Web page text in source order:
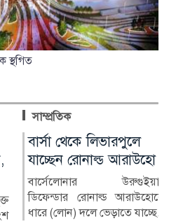
স্থগিত
সাম্প্রতিক
চিকিৎসক নিরাপদ
থাকলেই বদলাবে
স্বাস্থ্যসেবার চিত্র
বাংলাদেশের স্বাস্থ্য খাতে গত
কয়েক দশকে উল্লেখযোগ্য